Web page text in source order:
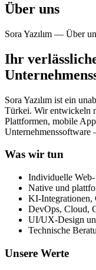
Über uns
Sora Yazılım — Über
Ihr
Sora Yazılım ist ein
Türkei. Wir entwickeln
Plattformen, mobile
Was wir tun
Individuelle
Native und
KI-Integrationen,
DevOps, Cloud,
UI/UX-Design
Technische
Unsere Werte